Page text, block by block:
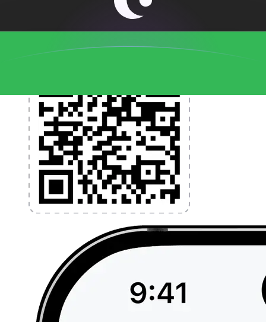
l'application dès aujourd'hui !